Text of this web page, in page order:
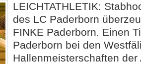
LEICHTATHLETIK:
des LC Paderborn
FINKE Paderborn. Einen
Paderborn bei den
Hallenmeisterschaften